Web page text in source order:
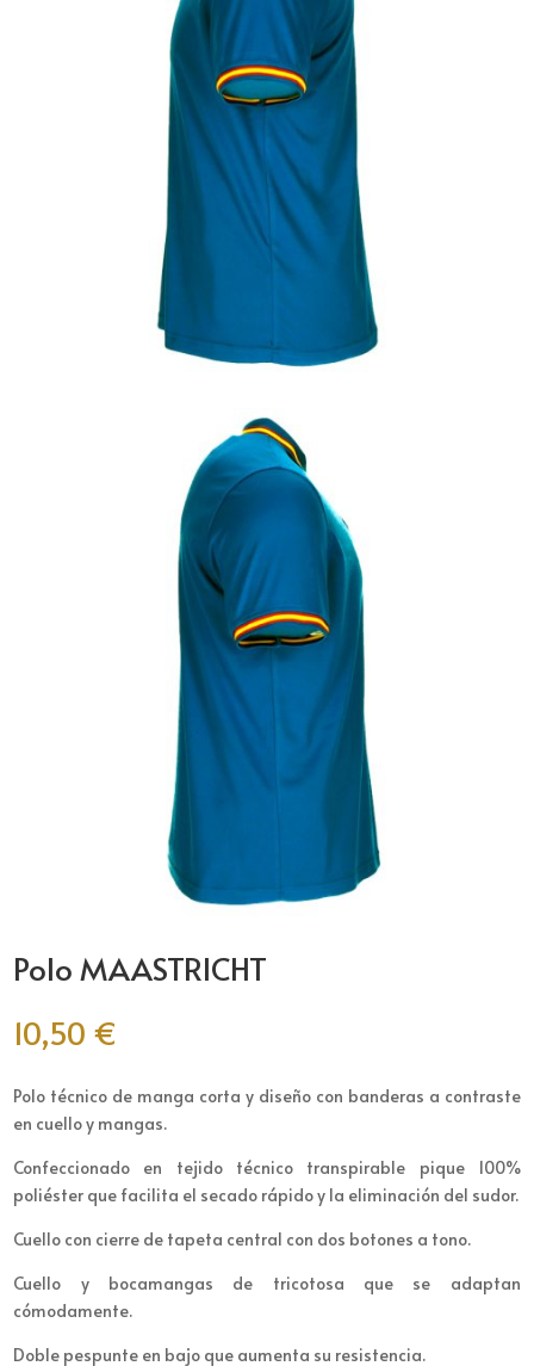
Polo MAASTRICHT
10,50 €
Polo técnico de manga corta y diseño con banderas a contraste
en cuello y mangas.
Confeccionado en tejido técnico transpirable pique 100%
poliéster que facilita el secado rápido y la eliminación del sudor.
Cuello con cierre de tapeta central con dos botones a tono.
Cuello y bocamangas de tricotosa que se adaptan
cómodamente.
Doble pespunte en bajo que aumenta su resistencia.